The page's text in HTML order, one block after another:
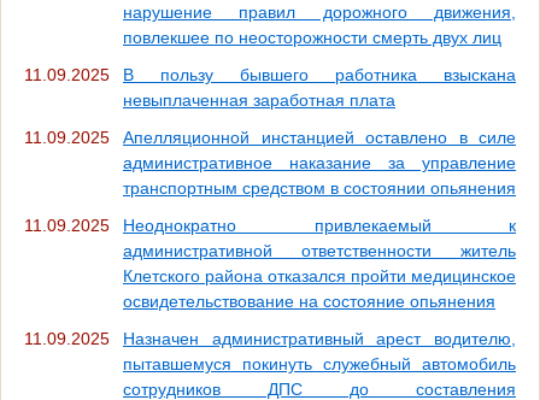
нарушение правил дорожного движения,
повлекшее по неосторожности смерть двух лиц
11.09.2025
В пользу бывшего работника взыскана
невыплаченная заработная плата
11.09.2025
Апелляционной инстанцией оставлено в силе
административное наказание за управление
транспортным средством в состоянии опьянения
11.09.2025
Неоднократно привлекаемый к
административной ответственности житель
Клетского района отказался пройти медицинское
освидетельствование на состояние опьянения
11.09.2025
Назначен административный арест водителю,
пытавшемуся покинуть служебный автомобиль
сотрудников ДПС до составления